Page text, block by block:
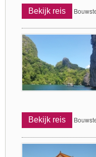
Bekijk reis
Bekijk reis